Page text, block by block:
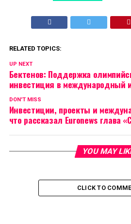
RELATED TOPICS:
UP NEXT
Бектенов: Поддержка
инвестиция в международный
DON'T MISS
Инвестиции, проекты и
что рассказал Euronews глава
YOU MAY
CLICK TO